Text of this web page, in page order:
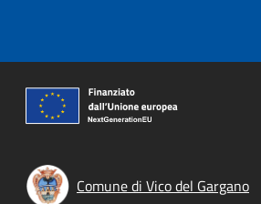
Comune di Vico del Gargano